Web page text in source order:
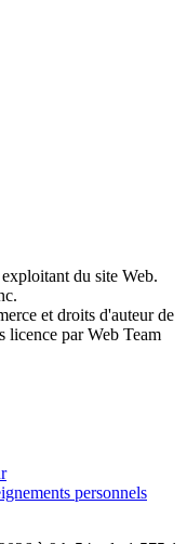
du site Web.
et droits d'auteur de
licence par Web Team
personnels